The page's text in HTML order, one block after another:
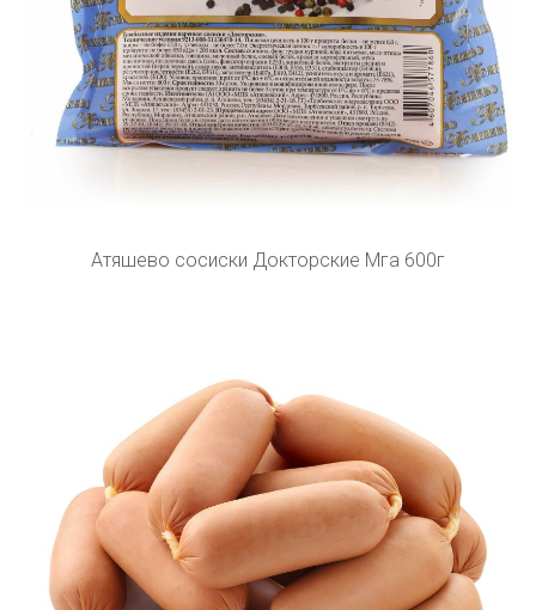
Атяшево сосиски Докторские Мга 600г